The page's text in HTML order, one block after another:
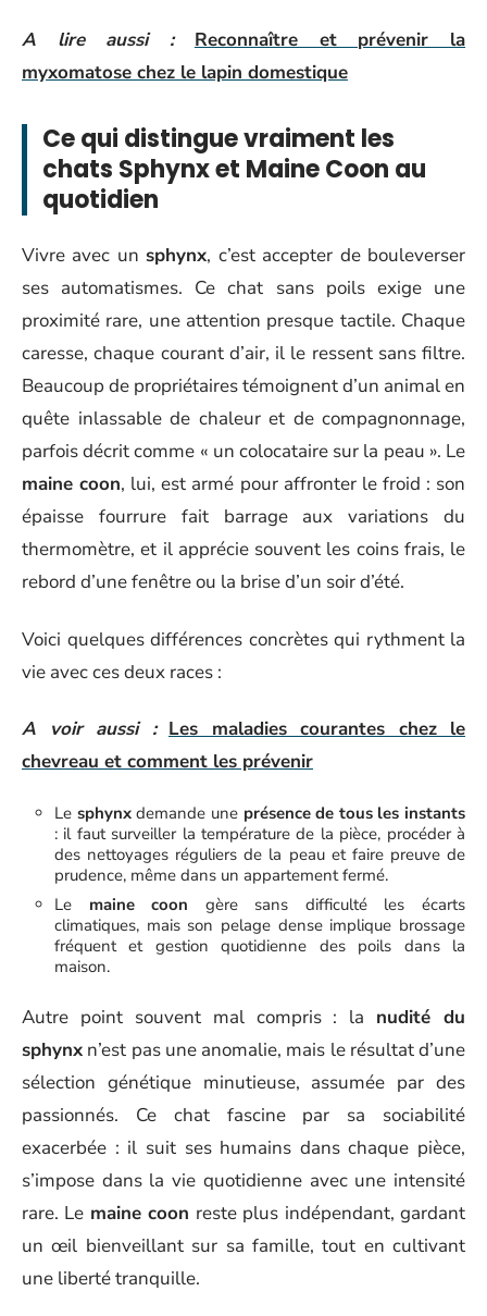
A lire aussi :
Reconnaître et prévenir la
myxomatose chez le lapin domestique
Ce qui distingue vraiment les
chats Sphynx et Maine Coon au
quotidien
Vivre avec un sphynx, c’est accepter de bouleverser
ses automatismes. Ce chat sans poils exige une
proximité rare, une attention presque tactile. Chaque
caresse, chaque courant d’air, il le ressent sans filtre.
Beaucoup de propriétaires témoignent d’un animal en
quête inlassable de chaleur et de compagnonnage,
parfois décrit comme « un colocataire sur la peau ». Le
maine coon, lui, est armé pour affronter le froid : son
épaisse fourrure fait barrage aux variations du
thermomètre, et il apprécie souvent les coins frais, le
rebord d’une fenêtre ou la brise d’un soir d’été.
Voici quelques différences concrètes qui rythment la
vie avec ces deux races :
A voir aussi : Les maladies courantes chez le
chevreau et comment les prévenir
Le sphynxdemande une présence de tous les instants
: il faut surveiller la température de la pièce, procéder à
des nettoyages réguliers de la peau et faire preuve de
prudence, même dans un appartement fermé.
Le maine coon gère sans difficulté les écarts
climatiques, mais son pelage dense implique brossage
fréquent et gestion quotidienne des poils dans la
maison.
Autre point souvent mal compris : la nudité du
sphynx n’est pas une anomalie, mais le résultat d’une
sélection génétique minutieuse, assumée par des
passionnés. Ce chat fascine par sa sociabilité
exacerbée : il suit ses humains dans chaque pièce,
s’impose dans la vie quotidienne avec une intensité
rare. Le maine coon reste plus indépendant, gardant
un œil bienveillant sur sa famille, tout en cultivant
une liberté tranquille.